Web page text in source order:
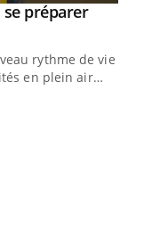
se préparer
rythme de vie !
en plein air…